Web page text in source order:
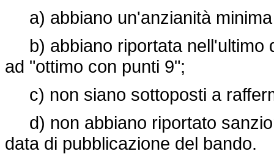
a) abbiano un'anzianità minima
b) abbiano riportata nell'ultimo
ad "ottimo con punti 9";
c) non siano sottoposti a
d) non abbiano riportato
data di pubblicazione del bando.